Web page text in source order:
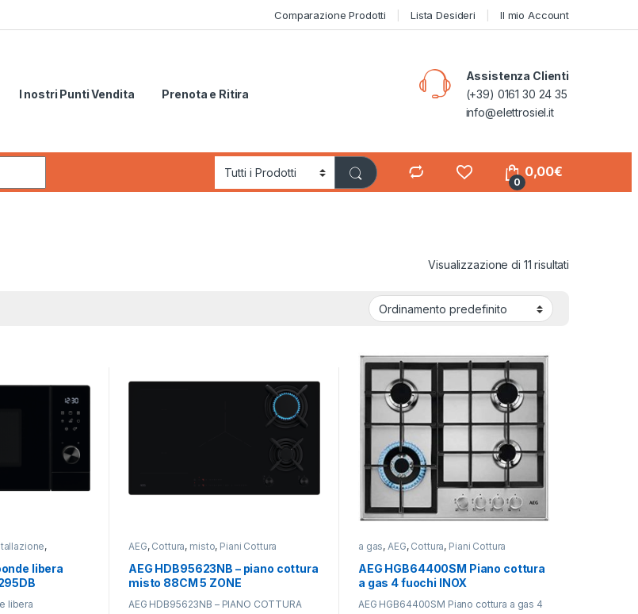
Comparazione Prodotti Lista Desideri Il mio Account
I nostri Punti Vendita Prenota e Ritira
Assistenza Clienti
(+39) 0161 30 24 35
info@elettrosiel.it
0
0,00€
Visualizzazione di 11 risultati
,
libera
libera
AEG, Cottura, misto, Piani Cottura
AEG HDB95623NB – piano cottura
misto 88CM 5 ZONE
AEG HDB95623NB – PIANO COTTURA
a gas, AEG, Cottura, Piani Cottura
AEG HGB64400SM Piano cottura
a gas 4 fuochi INOX
AEG HGB64400SM Piano cottura a gas 4